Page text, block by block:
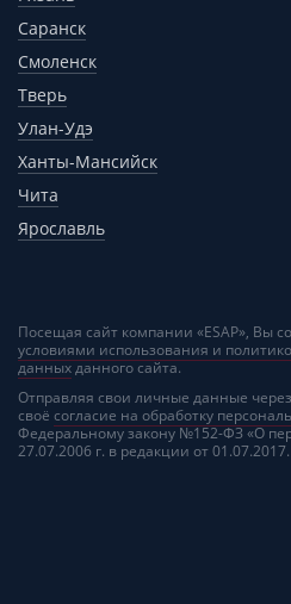
Саранск
Смоленск
Тверь
Улан-Удэ
Ханты-Мансийск
Чита
Ярославль
Посещая сайт компании «ESAP», Вы
условиями использования и
данныхданного сайта.
Отправляя свои личные данные
своё согласие на обработку
Федеральному закону №152-ФЗ «О
27.07.2006 г. в редакции от 01.07.2017.